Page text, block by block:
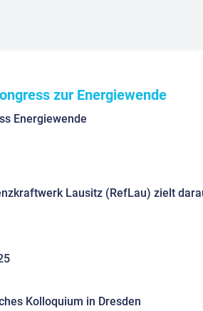
zur Energiewende
Energiewende
Kolloquium in Dresden